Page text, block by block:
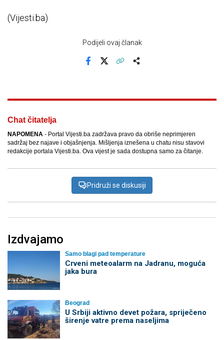
(Vijesti.ba)
Podijeli ovaj članak
Chat čitatelja
NAPOMENA - Portal Vijesti.ba zadržava pravo da obriše neprimjeren
sadržaj bez najave i objašnjenja. Mišljenja iznešena u chatu nisu stavovi
redakcije portala Vijesti.ba. Ova vijest je sada dostupna samo za čitanje.
Pridruži se diskusiji
Izdvajamo
Samo blagi pad temperature
Crveni meteoalarm na Jadranu, moguća
jaka bura
Beograd
U Srbiji aktivno devet požara, spriječeno
širenje vatre prema naseljima